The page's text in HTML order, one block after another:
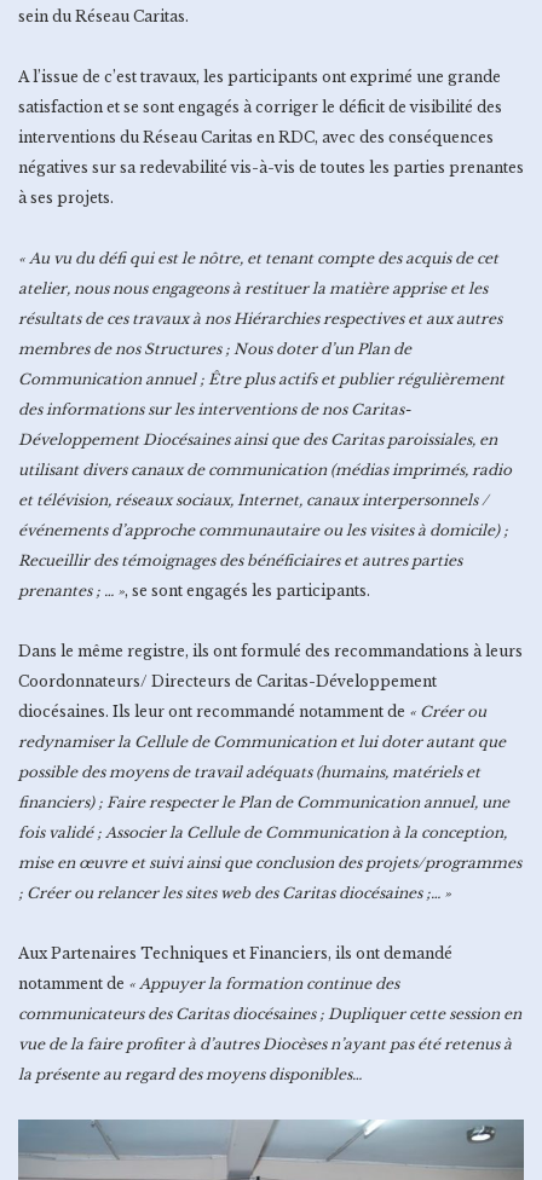
sein du Réseau Caritas.
A l’issue de c’est travaux, les participants ont exprimé une grande
satisfaction et se sont engagés à corriger le déficit de visibilité des
interventions du Réseau Caritas en RDC, avec des conséquences
négatives sur sa redevabilité vis-à-vis de toutes les parties prenantes
à ses projets.
« Au vu du défi qui est le nôtre, et tenant compte des acquis de cet
atelier, nous nous engageons à restituer la matière apprise et les
résultats de ces travaux à nos Hiérarchies respectives et aux autres
membres de nos Structures ; Nous doter d’un Plan de
Communication annuel ; Être plus actifs et publier régulièrement
des informations sur les interventions de nos Caritas-
Développement Diocésaines ainsi que des Caritas paroissiales, en
utilisant divers canaux de communication (médias imprimés, radio
et télévision, réseaux sociaux, Internet, canaux interpersonnels /
événements d’approche communautaire ou les visites à domicile) ;
Recueillir des témoignages des bénéficiaires et autres parties
prenantes ; … », se sont engagés les participants.
Dans le même registre, ils ont formulé des recommandations à leurs
Coordonnateurs/ Directeurs de Caritas-Développement
diocésaines. Ils leur ont recommandé notamment de « Créer ou
redynamiser la Cellule de Communication et lui doter autant que
possible des moyens de travail adéquats (humains, matériels et
financiers) ; Faire respecter le Plan de Communication annuel, une
fois validé ; Associer la Cellule de Communication à la conception,
mise en œuvre et suivi ainsi que conclusion des projets/programmes
; Créer ou relancer les sites web des Caritas diocésaines ;… »
Aux Partenaires Techniques et Financiers, ils ont demandé
notamment de « Appuyer la formation continue des
communicateurs des Caritas diocésaines ; Dupliquer cette session en
vue de la faire profiter à d’autres Diocèses n’ayant pas été retenus à
la présente au regard des moyens disponibles…